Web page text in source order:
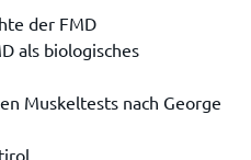
der FMD
als biologisches
Muskeltests nach George